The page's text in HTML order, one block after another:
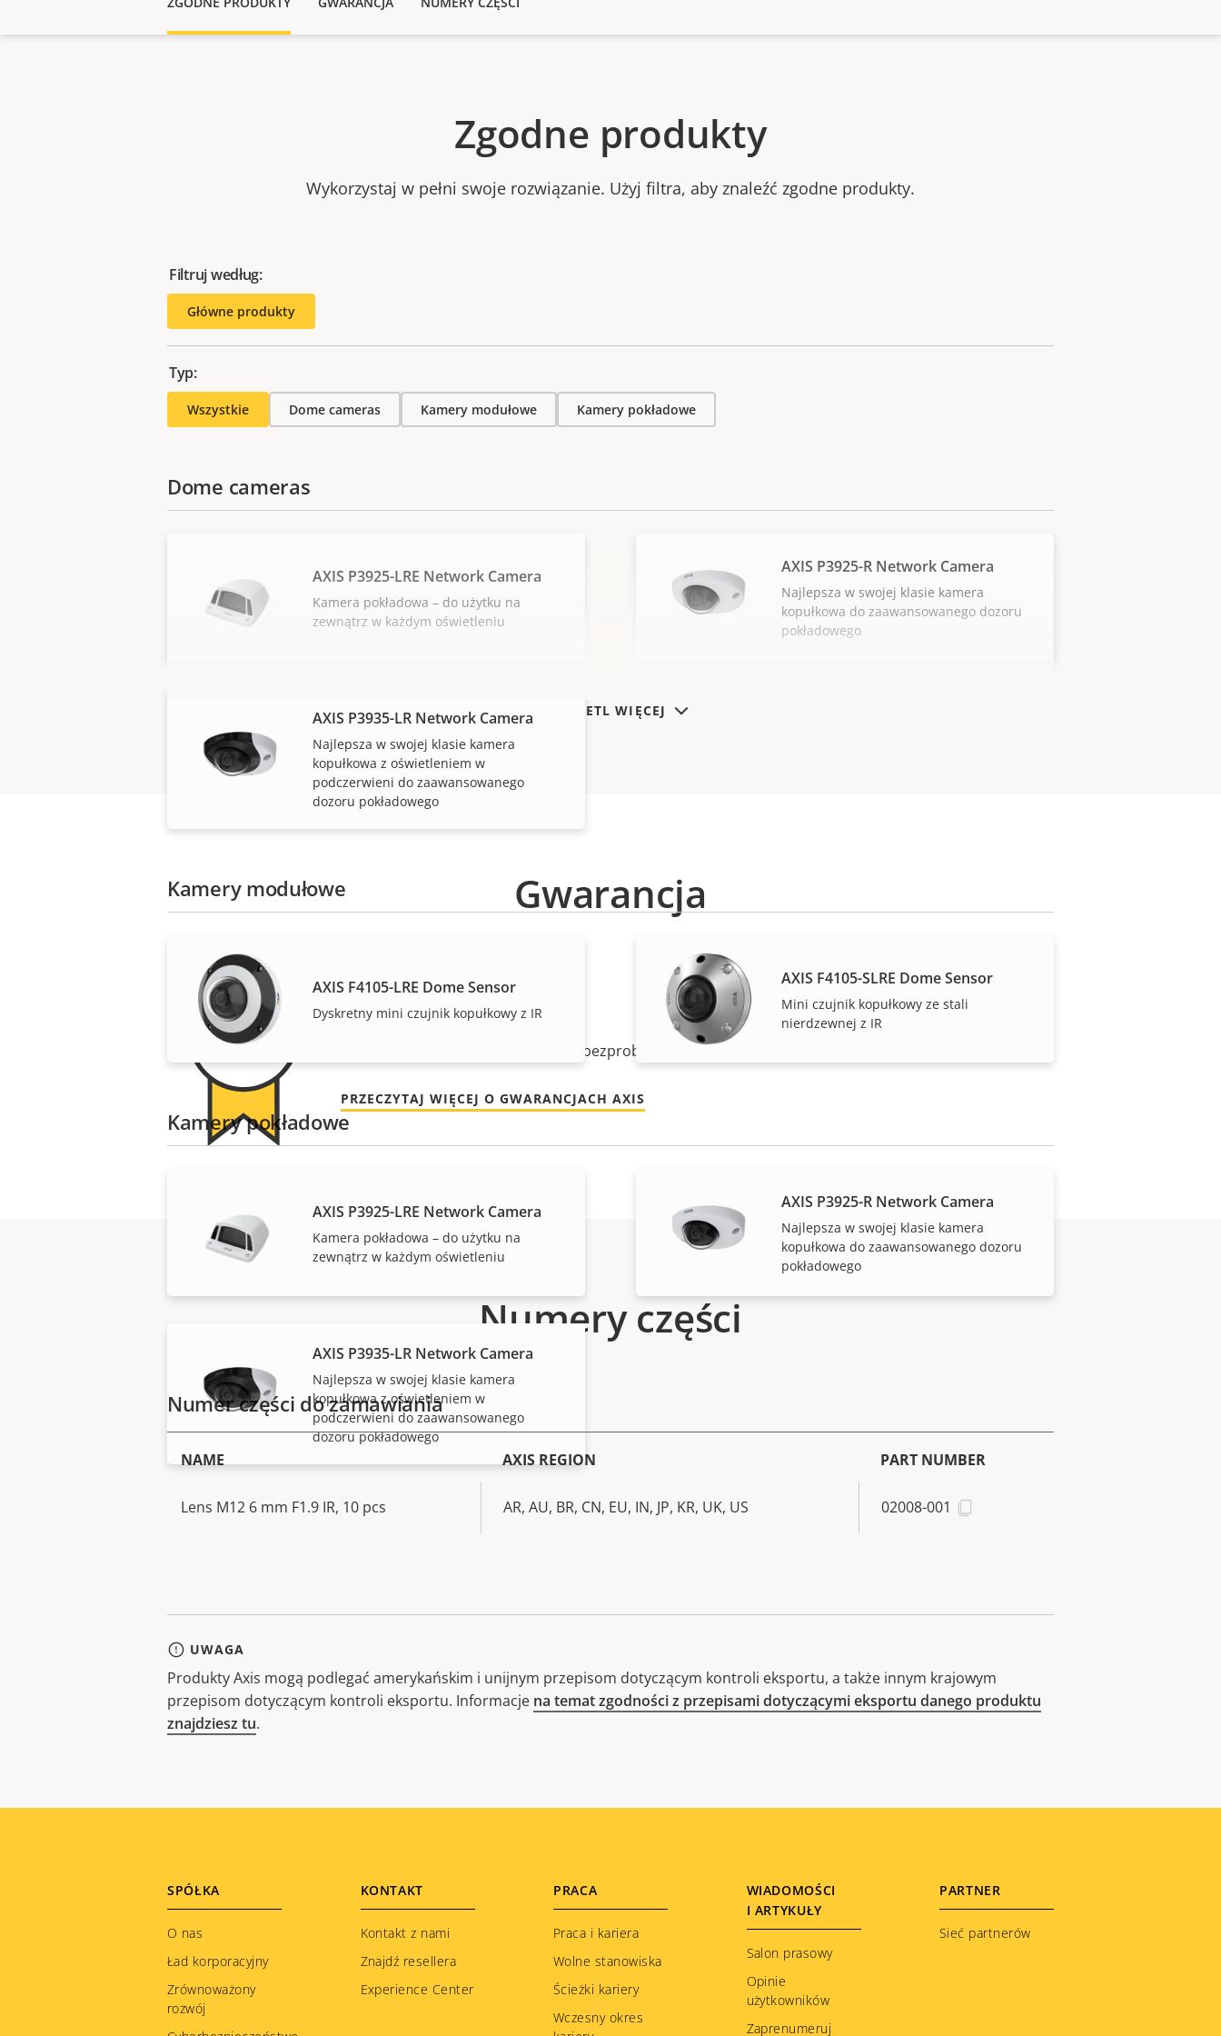
Zgodne produkty
Wykorzystaj w pełni swoje rozwiązanie. Użyj filtra, aby znaleźć zgodne produkty.
Filtruj według:
Główne produkty
Typ:
Wszystkie Dome cameras Kamery modułowe Kamery pokładowe
WYŚWIETL WIĘCEJ
Dome cameras
AXIS P3925-LRE Network Camera
Kamera pokładowa – do użytku na
zewnątrz w każdym oświetleniu
AXIS P3925-R Network Camera
Najlepsza w swojej klasie kamera
kopułkowa do zaawansowanego dozoru
pokładowego
AXIS P3935-LR Network Camera
Najlepsza w swojej klasie kamera
kopułkowa z oświetleniem w
podczerwieni do zaawansowanego
dozoru pokładowego
Kamery modułowe
AXIS F4105-LRE Dome Sensor
Dyskretny mini czujnik kopułkowy z IR
AXIS F4105-SLRE Dome Sensor
Mini czujnik kopułkowy ze stali
nierdzewnej z IR
Kamery pokładowe
AXIS P3925-LRE Network Camera
Kamera pokładowa – do użytku na
zewnątrz w każdym oświetleniu
AXIS P3925-R Network Camera
Najlepsza w swojej klasie kamera
kopułkowa do zaawansowanego dozoru
pokładowego
AXIS P3935-LR Network Camera
Najlepsza w swojej klasie kamera
kopułkowa z oświetleniem w
podczerwieni do zaawansowanego
dozoru pokładowego
Gwarancja
Spokój ducha
Nasza 3-letnia gwarancja zapewnia bezproblemowe użytkowanie i kontrolę nad kosztami.
PRZECZYTAJ WIĘCEJ O GWARANCJACH AXIS
Numery części
Numer części do zamawiania
NAME AXIS REGION PART NUMBER
Lens M12 6 mm F1.9 IR, 10 pcs AR, AU, BR, CN, EU, IN, JP, KR, UK, US 02008-001
UWAGA
Produkty Axis mogą podlegać amerykańskim i unijnym przepisom dotyczącym kontroli eksportu, a także innym krajowym
przepisom dotyczącym kontroli eksportu. Informacje na temat zgodności z przepisami dotyczącymi eksportu danego produktu
znajdziesz tu.
Footer
menu
SPÓŁKA
O nas
Ład korporacyjny
Zrównoważony
rozwój
KONTAKT
Kontakt z nami
Znajdź resellera
Experience Center
PRACA
Praca i kariera
Wolne stanowiska
Ścieżki kariery
Wczesny okres
WIADOMOŚCI
I ARTYKUŁY
Salon prasowy
Opinie
użytkowników
Zaprenumeruj
PARTNER
Sieć partnerów